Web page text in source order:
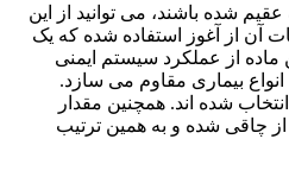
شده باشند، می توانید از این
آن از آغوز استفاده شده که یک
از عملکرد سیستم ایمنی
بیماری مقاوم می سازد.
شده اند. همچنین مقدار
چاقی شده و به همین ترتیب